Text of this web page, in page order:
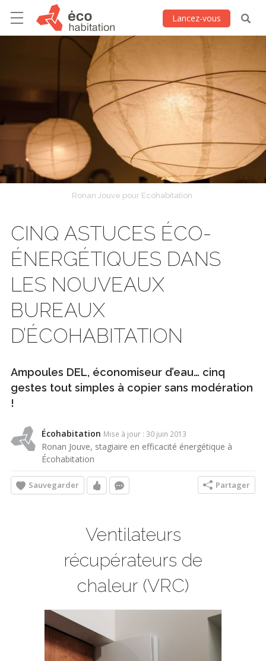
Lancez-vous
Ronan Jouve pour Écohabitation
CINQ ASTUCES ÉCO-
ÉNERGÉTIQUES DANS
LES NOUVEAUX
BUREAUX
D’ÉCOHABITATION
Ampoules DEL, économiseur d’eau… cinq
gestes tout simples à copier sans modération
!
Écohabitation Mise à jour : 30 juin 2013
Ronan Jouve, stagiaire en efficacité énergétique à
Écohabitation
Sauvegarder Partager
Ventilateurs
récupérateurs de
chaleur (VRC)